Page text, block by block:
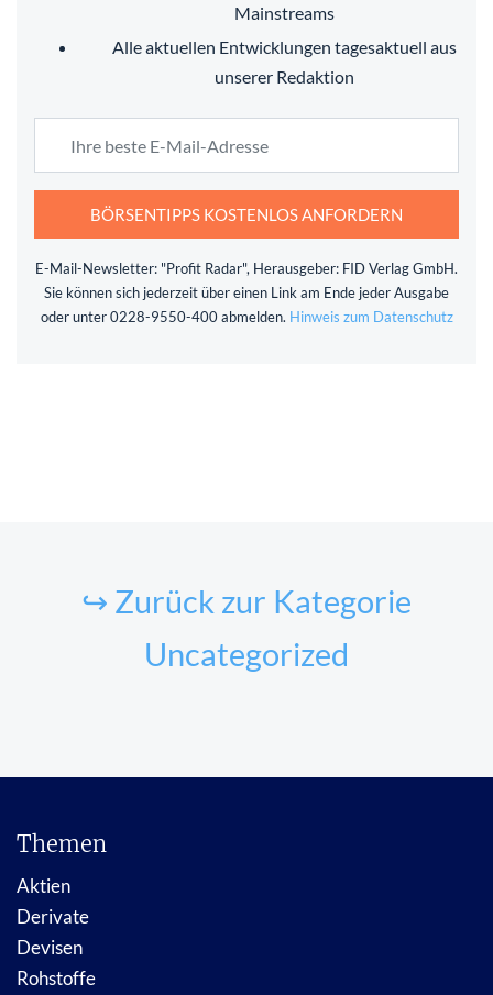
Mainstreams
Alle aktuellen Entwicklungen tagesaktuell aus
unserer Redaktion
BÖRSENTIPPS KOSTENLOS ANFORDERN
E-Mail-Newsletter: "Profit Radar", Herausgeber: FID Verlag GmbH.
Sie können sich jederzeit über einen Link am Ende jeder Ausgabe
oder unter 0228-9550-400 abmelden. Hinweis zum Datenschutz
↪ Zurück zur Kategorie
Uncategorized
Themen
Aktien
Derivate
Devisen
Rohstoffe